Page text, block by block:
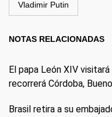
Vladimir Putin
NOTAS RELACIONADAS
El papa León XIV
recorrerá Córdoba,
Brasil retira a su